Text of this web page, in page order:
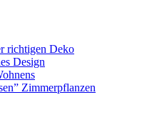
richtigen Deko
Design
Zimmerpflanzen